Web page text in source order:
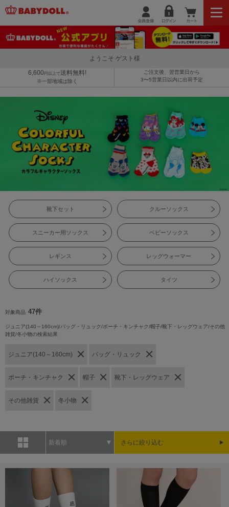
ようこそ ゲスト様
6,600 円以上で送料無料!
※一部地域は除く
ご注文後、翌営業日から
3〜5営業日以内に出荷予定
靴下セット クルーソックス
スニーカー用ソックス ベビーソックス
レギンス レッグウォーマー
ハイソックス タイツ
対象商品 47件
ジュニア(140～160cm)/バッグ・リュック/ポーチ・キンチャク/帽子/靴下・レッグウェア/その他
雑貨/冬小物の検索結果
ジュニア(140～160cm) バッグ・リュック
ポーチ・キンチャク 帽子 靴下・レッグウェア
その他雑貨 冬小物
新着順 さらに絞り込む